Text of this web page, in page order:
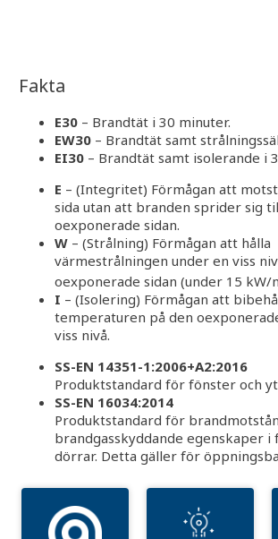
Fakta
E30 – Brandtät i 30 minuter.
EW30 – Brandtät samt
EI30 – Brandtät samt isolerande i
E – (Integritet) Förmågan att
sida utan att branden sprider sig
oexponerade sidan.
W – (Strålning) Förmågan att hålla
värmestrålningen under en viss
oexponerade sidan (under 15 kW/
I – (Isolering) Förmågan att
temperaturen på den
viss nivå.
SS-EN 14351-1:2006+A2:2016
Produktstandard för fönster och
SS-EN 16034:2014
Produktstandard för
brandgasskyddande egenskaper i
dörrar. Detta gäller för